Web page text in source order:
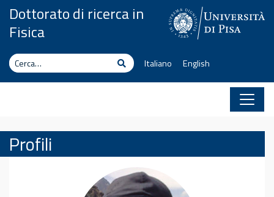
Vai al contenuto
Dottorato di ricerca in
Fisica
Cerca CercaItaliano English
Profili